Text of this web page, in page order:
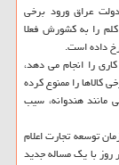
عراق ورود برخی
را به كشورش فعلا
داده است.
را انجام می دهد،
كالاها را ممنوع كرده
مانند هندوانه، سیب
توسعه تجارت اعلام
با یك مساله جدید